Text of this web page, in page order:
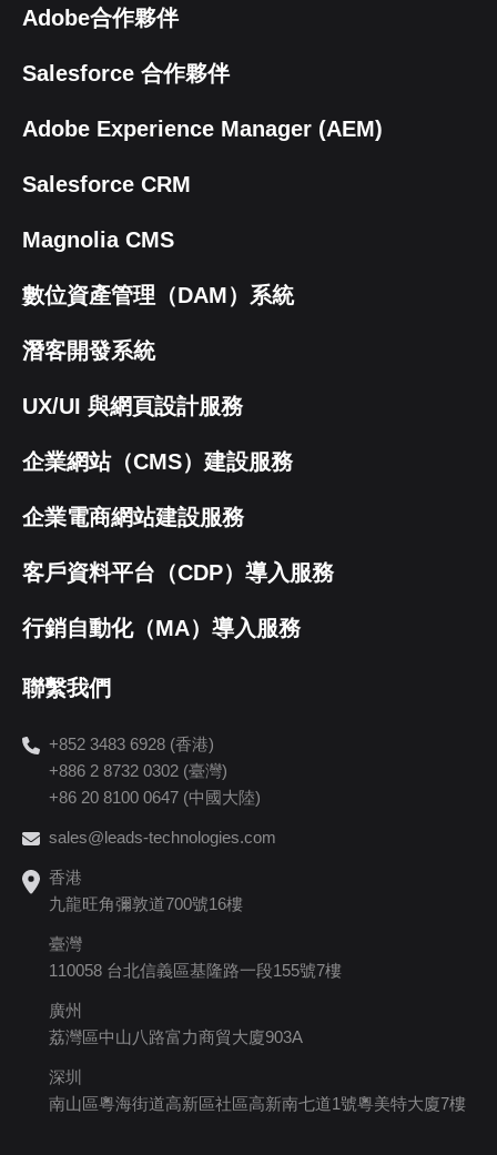
Adobe合作夥伴
Salesforce 合作夥伴
Adobe Experience Manager (AEM)
Salesforce CRM
Magnolia CMS
數位資產管理（DAM）系統
潛客開發系統
UX/UI 與網頁設計服務
企業網站（CMS）建設服務
企業電商網站建設服務
客戶資料平台（CDP）導入服務
行銷自動化（MA）導入服務
聯繫我們
+852 3483 6928 (香港)
+886 2 8732 0302 (臺灣)
+86 20 8100 0647 (中國大陸)
sales@leads-technologies.com
香港
九龍旺角彌敦道700號16樓
臺灣
110058 台北信義區基隆路一段155號7樓
廣州
荔灣區中山八路富力商貿大廈903A
深圳
南山區粵海街道高新區社區高新南七道1號粵美特大廈7樓